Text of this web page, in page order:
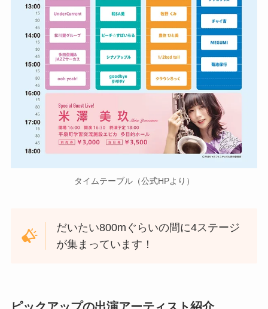
タイムテーブル（公式HPより）
だいたい800mぐらいの間に4ステージ
が集まっています！